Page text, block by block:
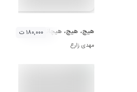
هیچ، هیچ، هیچانه 1
مهدی زارع
۱۸۰,۰۰۰ ت